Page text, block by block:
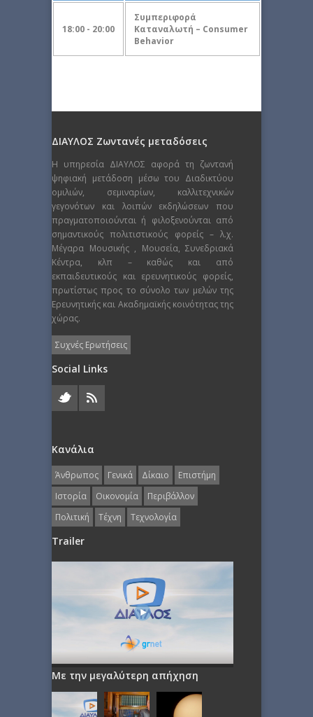
18:00 - 20:00
Συμπεριφορά
Καταναλωτή – Consumer
Behavior
ΔΙΑΥΛΟΣ Ζωντανές μεταδόσεις
Η υπηρεσία ΔΙΑΥΛΟΣ αφορά τη ζωντανή
ψηφιακή μετάδοση μέσω του Διαδικτύου
ομιλιών, σεμιναρίων, καλλιτεχνικών
γεγονότων και λοιπών εκδηλώσεων που
πραγματοποιούνται ή φιλοξενούνται από
σημαντικούς πολιτιστικούς φορείς – λ.χ.
Μέγαρα Μουσικής , Μουσεία, Συνεδριακά
Κέντρα, κλπ – καθώς και από
εκπαιδευτικούς και ερευνητικούς φορείς,
πρωτίστως προς το σύνολο των μελών της
Ερευνητικής και Ακαδημαϊκής κοινότητας της
χώρας.
Συχνές Ερωτήσεις
Social Links
Κανάλια
Άνθρωπος Γενικά Δίκαιο
Επιστήμη
Ιστορία
Οικονομία
Περιβάλλον
Πολιτική
Τέχνη Τεχνολογία
Trailer
Με την μεγαλύτερη απήχηση